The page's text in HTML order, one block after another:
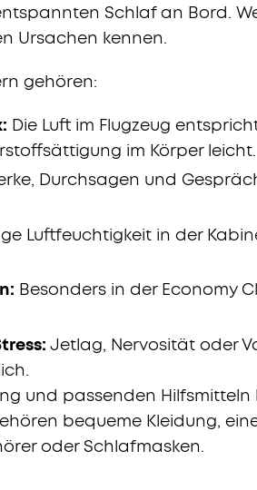
Schlaf an Bord.
Ursachen kennen.
gehören:
Die Luft im Flugzeug
im Körper leicht.
Durchsagen und
Luftfeuchtigkeit in der
Besonders in der Economy
Jetlag, Nervosität oder
und passenden Hilfsmitteln
bequeme Kleidung,
oder Schlafmasken.